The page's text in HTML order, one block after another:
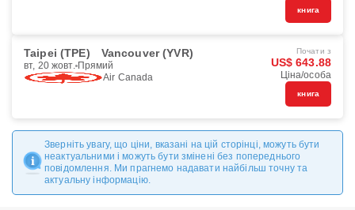
книга
Taipei (TPE) Vancouver (YVR)
вт, 20 жовт. Прямий
Air Canada
Почати з
US$ 643.88
Ціна/особа
книга
Зверніть увагу, що ціни, вказані на цій сторінці, можуть бути
неактуальними і можуть бути змінені без попереднього
повідомлення. Ми прагнемо надавати найбільш точну та
актуальну інформацію.